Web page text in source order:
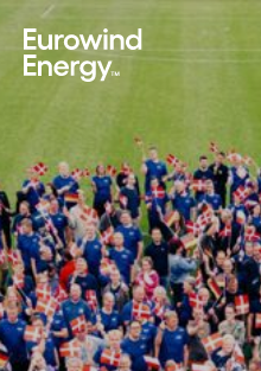
Skip to main content